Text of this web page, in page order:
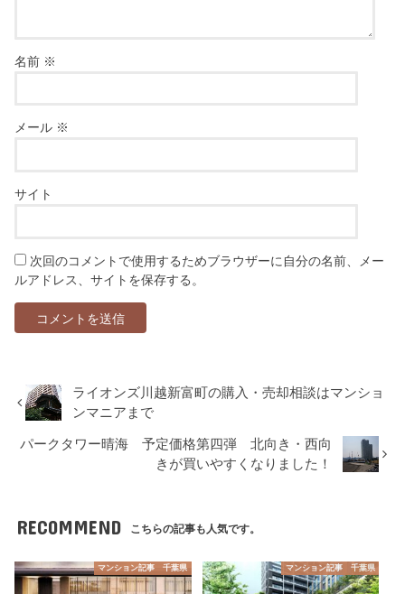
名前 ※
メール ※
サイト
次回のコメントで使用するためブラウザーに自分の名前、メー
ルアドレス、サイトを保存する。
ライオンズ川越新富町の購入・売却相談はマンショ
ンマニアまで
パークタワー晴海 予定価格第四弾 北向き・西向
きが買いやすくなりました！
RECOMMEND こちらの記事も人気です。
マンション記事 千葉県 マンション記事 千葉県